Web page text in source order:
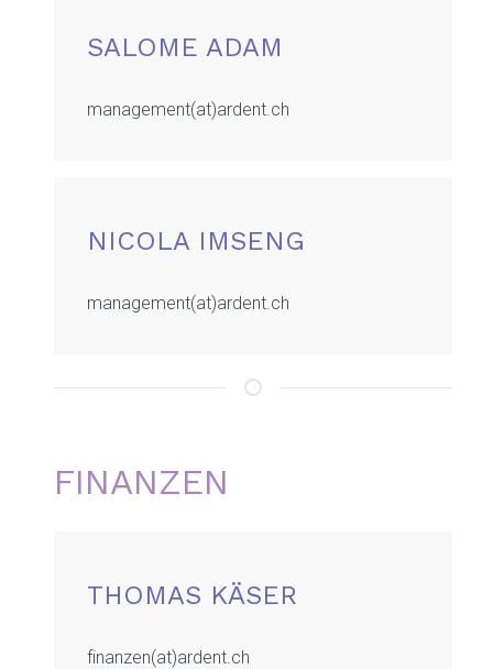
SALOME ADAM
management(at)ardent.ch
NICOLA IMSENG
management(at)ardent.ch
FINANZEN
THOMAS KÄSER
finanzen(at)ardent.ch